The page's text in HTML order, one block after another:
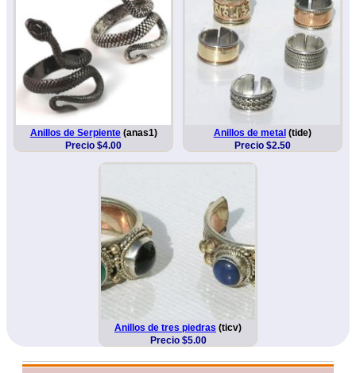
Anillos de Serpiente(anas1)
Precio $4.00
Anillos de metal (tide)
Precio $2.50
Anillos de tres piedras (ticv)
Precio $5.00